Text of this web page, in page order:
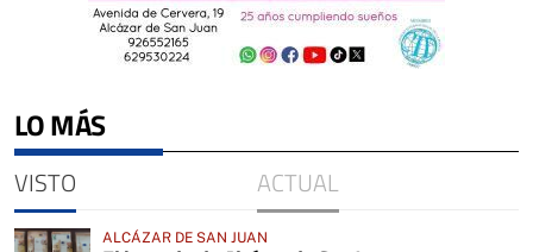
LO MÁS
VISTO ACTUAL
ALCÁZAR DE SAN JUAN